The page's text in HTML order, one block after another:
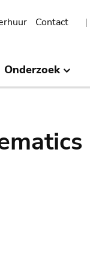
Contact
Onderzoek